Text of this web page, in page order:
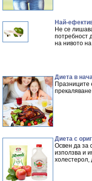
Най-
Не се
потребност
на нивото
Диета в
Празниците
Диета с
Освен да за
използва и